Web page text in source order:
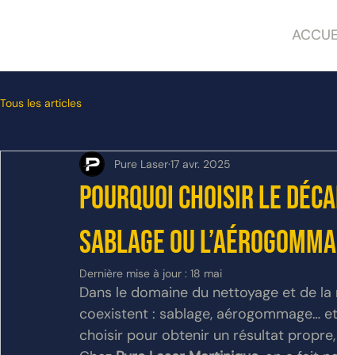
Tous les articles
Pourquoi choisir le
sablage ou
Pure Laser17 avr. 2025
Dernière mise à jour : 18 mai
Dans le domaine du nettoyage et de
coexistent : sablage, aérogommage…
choisir pour obtenir un résultat